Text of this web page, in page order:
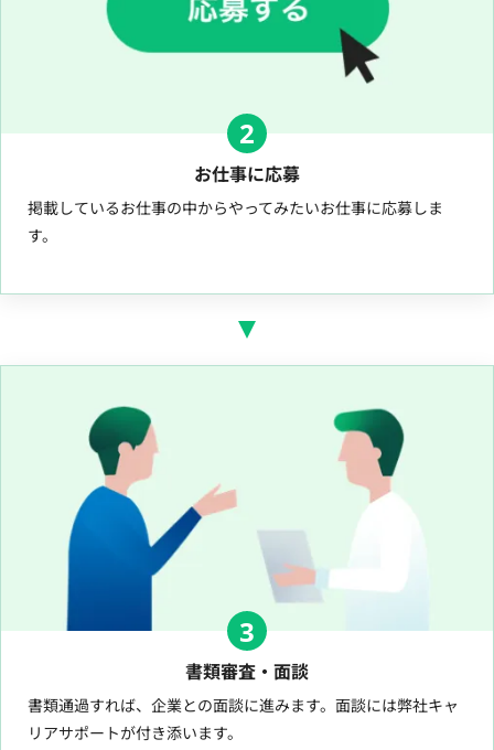
2
お仕事に応募
掲載しているお仕事の中からやってみたいお仕事に応募しま
す。
3
書類審査・面談
書類通過すれば、企業との面談に進みます。面談には弊社キャ
リアサポートが付き添います。